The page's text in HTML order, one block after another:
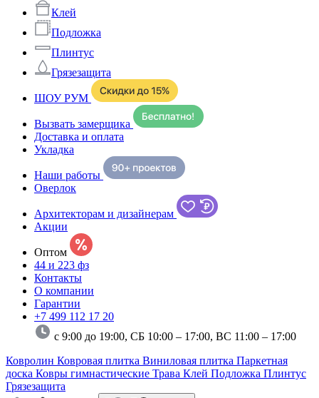
Клей
Подложка
Плинтус
Грязезащита
ШОУ РУМ
Вызвать замерщика
Доставка и оплата
Укладка
Наши работы
Оверлок
Архитекторам и дизайнерам
Акции
Оптом
44 и 223 фз
Контакты
О компании
Гарантии
+7 499 112 17 20
с 9:00 до 19:00, СБ 10:00 – 17:00, ВС 11:00 – 17:00
Ковролин Ковровая плитка Виниловая плитка Паркетная
доска Ковры гимнастические Трава Клей Подложка Плинтус
Грязезащита